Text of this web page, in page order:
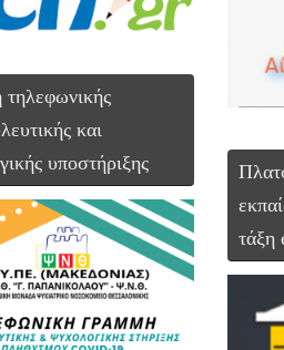
ΜΑΘΗΣΗΣ ΚΑΙ
ΑΠΟ ΤΟ
και
υποστήριξης
τάξη